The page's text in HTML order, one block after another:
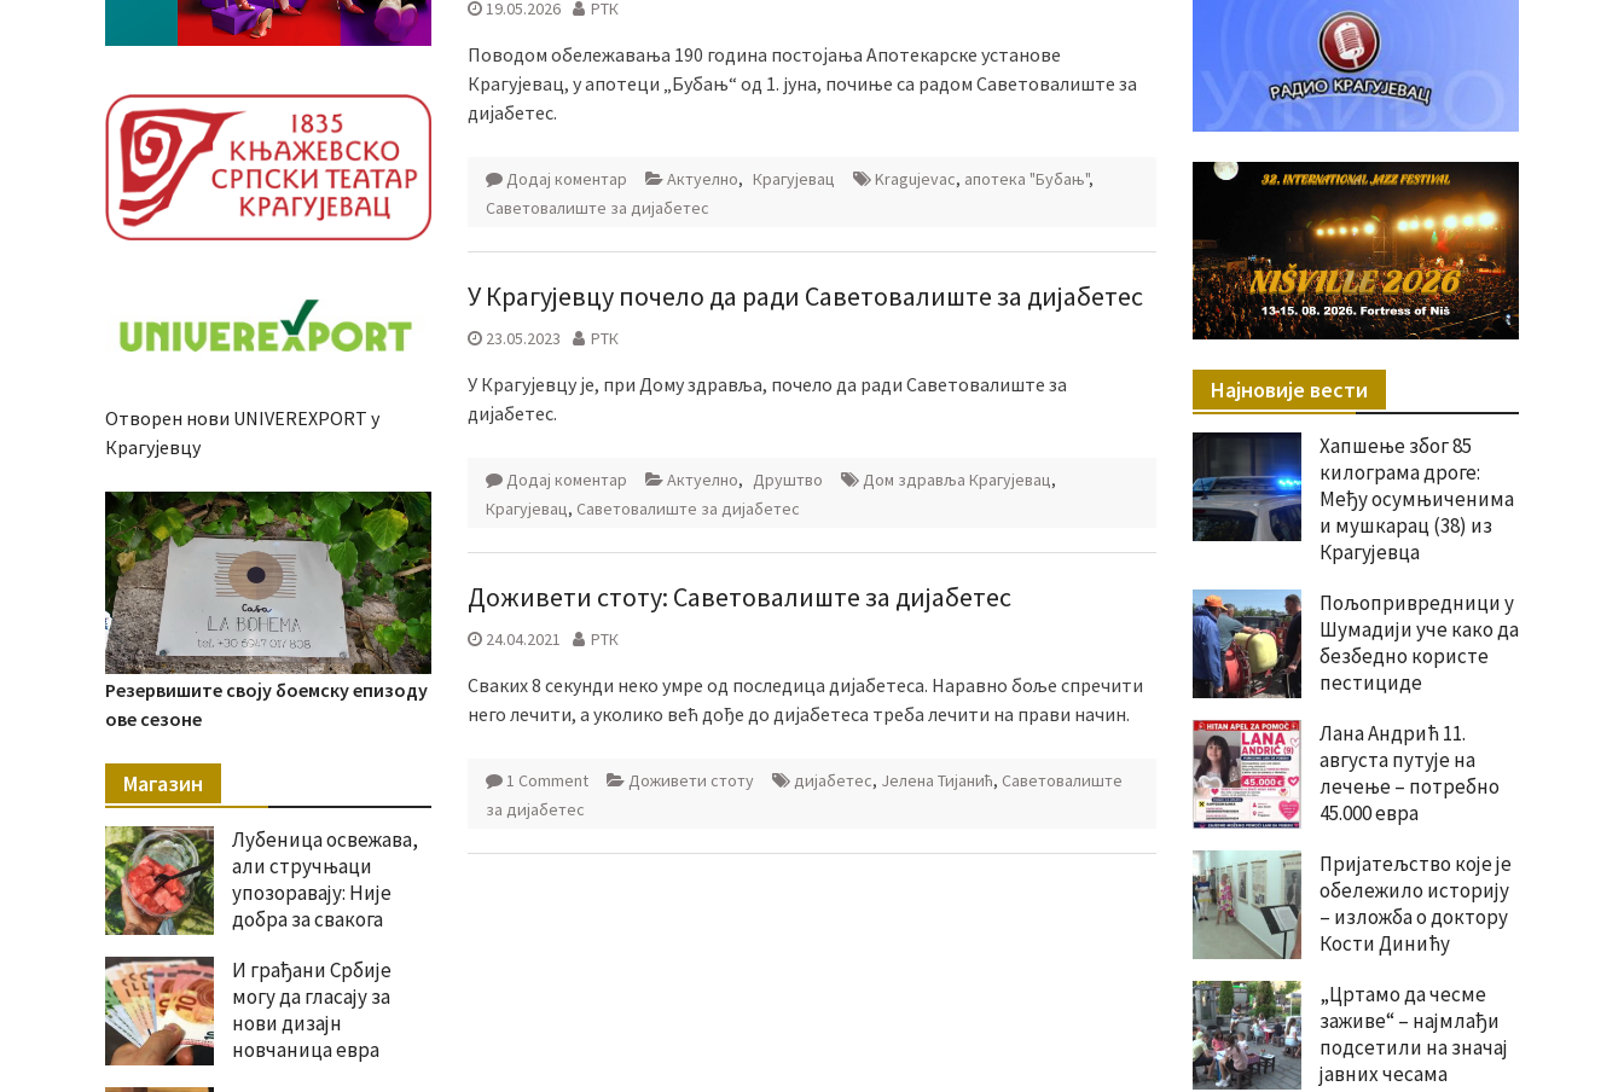
19.05.2026 РТК
Поводом обележавања 190 година постојања Апотекарске установе
Крагујевац, у апотеци „Бубањ“ од 1. jуна, почиње са радом Саветовалиште за
дијабетес.
Додај коментар Актуелно, Крагујевац Kragujevac, апотека "Бубањ",
Саветовалиште за дијабетес
У Крагујевцу почело да ради Саветовалиште за дијабетес
23.05.2023 РТК
У Крагујевцу је, при Дому здравља, почело да ради Саветовалиште за
дијабетес.
Додај коментар Актуелно, Друштво Дом здравља Крагујевац,
Крагујевац, Саветовалиште за дијабетес
Доживети стоту: Саветовалиште за дијабетес
24.04.2021 РТК
Сваких 8 секунди неко умре од последица дијабетеса. Наравно боље спречити
него лечити, а уколико већ дође до дијабетеса треба лечити на прави начин.
1 Comment Доживети стоту дијабетес, Јелена Тијанић, Саветовалиште
за дијабетес
Најновије вести
Хапшење због 85
килограма дроге:
Међу осумњиченима
и мушкарац (38) из
Крагујевца
Пољопривредници у
Шумадији уче како да
безбедно користе
пестициде
Лана Андрић 11.
августа путује на
лечење – потребно
45.000 евра
Пријатељство које је
обележило историју
– изложба о доктору
Кости Динићу
„Цртамо да чесме
заживе“ – најмлађи
подсетили на значај
јавних чесама
Отворен нови UNIVEREXPORT у
Крагујевцу
Резервишите своју боемску епизоду
ове сезоне
Магазин
Лубеница освежава,
али стручњаци
упозоравају: Није
добра за свакога
И грађани Србије
могу да гласају за
нови дизајн
новчаница евра